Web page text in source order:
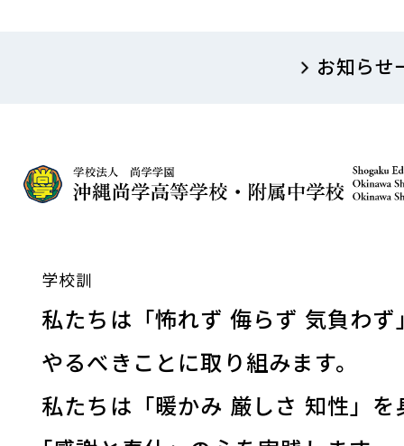
お知らせ
学校訓
私たちは「怖れず 侮らず 気負わず
やるべきことに取り組みます。
私たちは「暖かみ 厳しさ 知性」を